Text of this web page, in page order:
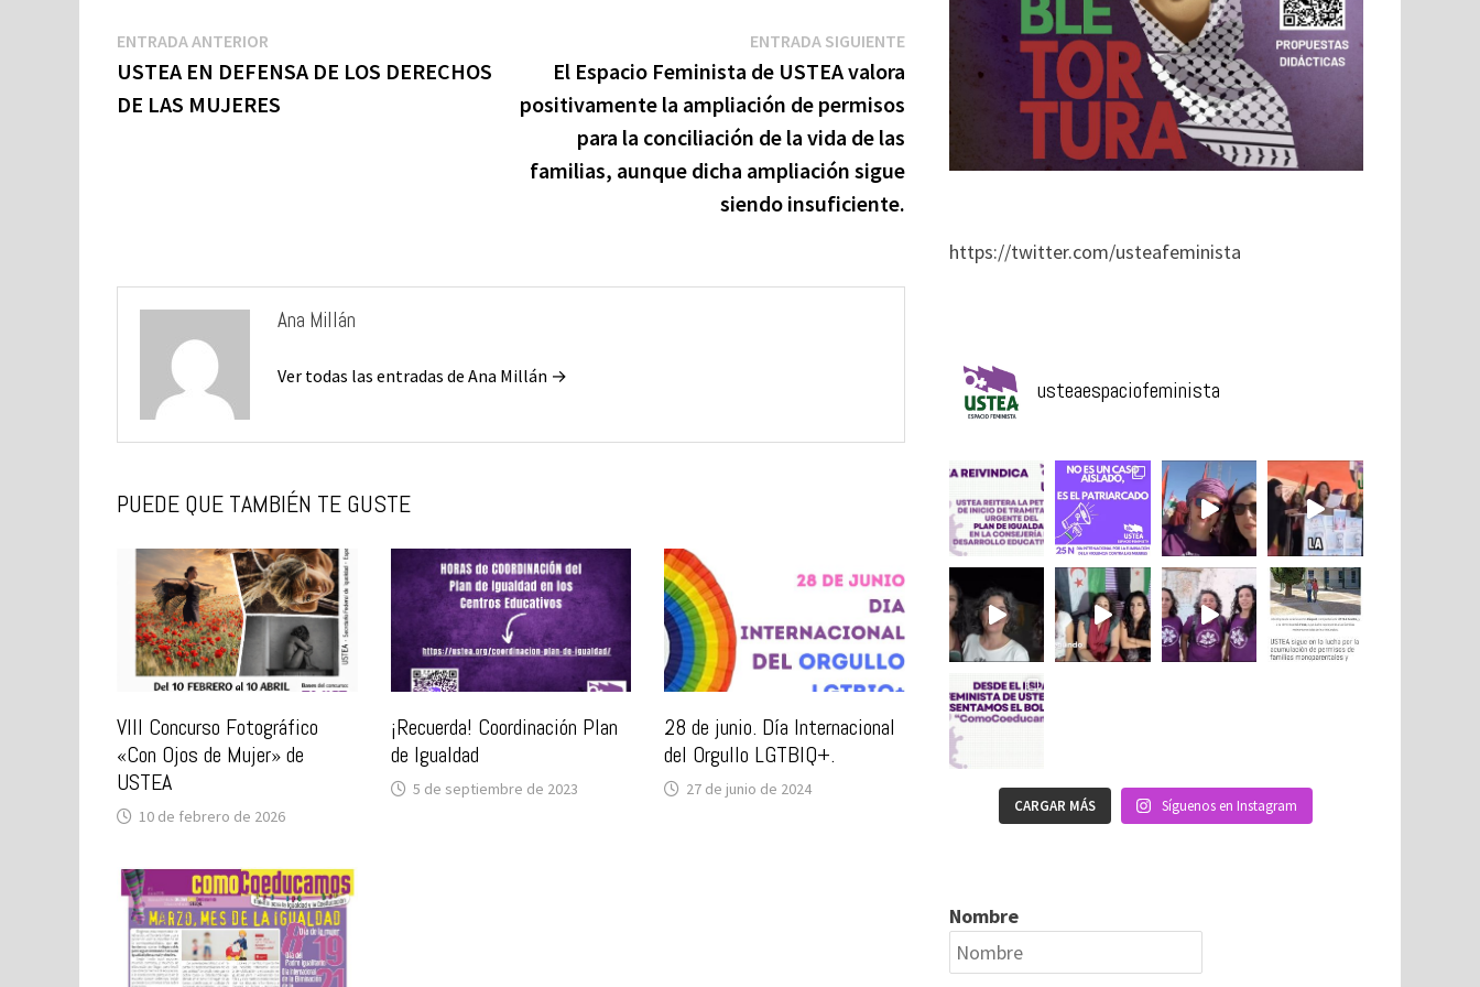
k
k
Navegación
de
entradas
ENTRADA ANTERIOR
anterior:
USTEA EN DEFENSA DE LOS DERECHOS
DE LAS MUJERES
ENTRADA SIGUIENTEEntrada
siguiente:
El Espacio Feminista de USTEA valora
positivamente la ampliación de permisos
para la conciliación de la vida de las
familias, aunque dicha ampliación sigue
siendo insuficiente.
Ana Millán
Ver todas las entradas de Ana Millán →
PUEDE QUE TAMBIÉN TE GUSTE
VIII Concurso Fotográfico
«Con Ojos de Mujer» de
USTEA
10 de febrero de 2026
¡Recuerda! Coordinación Plan
de Igualdad
5 de septiembre de 2023
28 de junio. Día Internacional
del Orgullo LGTBIQ+.
27 de junio de 2024
https://twitter.com/usteafeminista
usteaespaciofeminista
CARGAR MÁS Síguenos en Instagram
Nombre